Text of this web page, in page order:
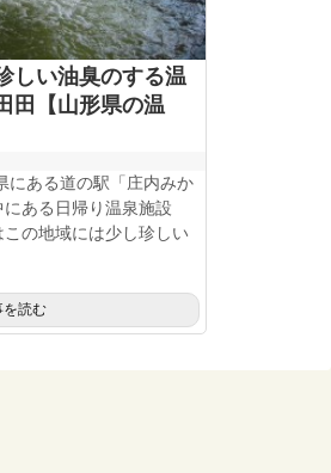
しい油臭のする温
【山形県の温
ある道の駅「庄内みか
ある日帰り温泉施設
の地域には少し珍しい
を読む